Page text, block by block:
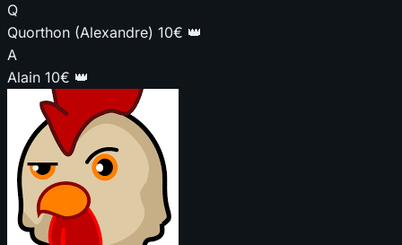
Q
Quorthon (Alexandre) 10€ 👑
A
Alain 10€ 👑